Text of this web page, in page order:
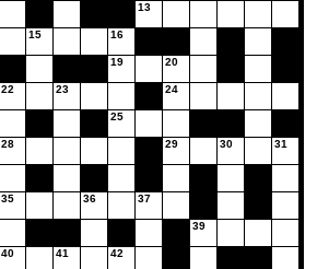
22
28
35
40
15
23
41
36
16
19
25
42
13
37
20
24
29
39
30 31